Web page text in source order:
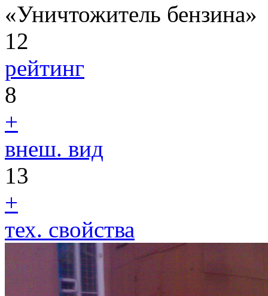
«Уничтожитель бензина»
12
рейтинг
8
+
внеш. вид
13
+
тех. свойства